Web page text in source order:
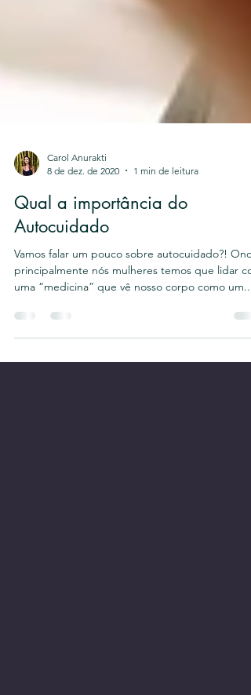
8 de dez. de 2020
1 min de leitura
Qual a importância do
Autocuidado
Vamos falar um pouco sobre autocuidado?!
uma “medicina” que vê nosso corpo como um...